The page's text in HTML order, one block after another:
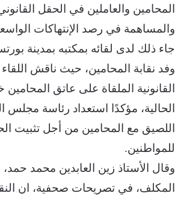
المحامين والعاملين في الحقل
والمساهمة في رصد الإنتهاكات
جاء ذلك لدى لقائه بمكتبه بمدينة
وفد نقابة المحامين، حيث ناقش
القانونية الملقاة على عاتق المحامين
الحالية، مؤكدًا استعداد رئاسة مجلس
اللصيق مع المحامين من أجل تثبيت
للمواطنين.
وقال الأستاذ زين العابدين محمد
المكلف، في تصريحات صحفية، ان